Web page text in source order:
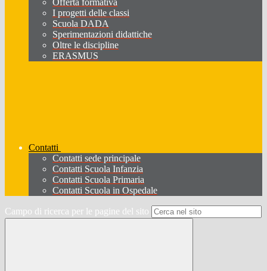
Offerta formativa
I progetti delle classi
Scuola DADA
Sperimentazioni didattiche
Oltre le discipline
ERASMUS
Contatti
Contatti sede principale
Contatti Scuola Infanzia
Contatti Scuola Primaria
Contatti Scuola in Ospedale
Campo di ricerca per le pagine del sito